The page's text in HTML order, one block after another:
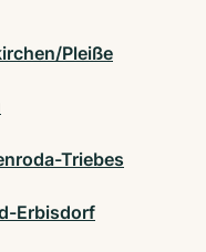
Pleiße
Triebes
Erbisdorf